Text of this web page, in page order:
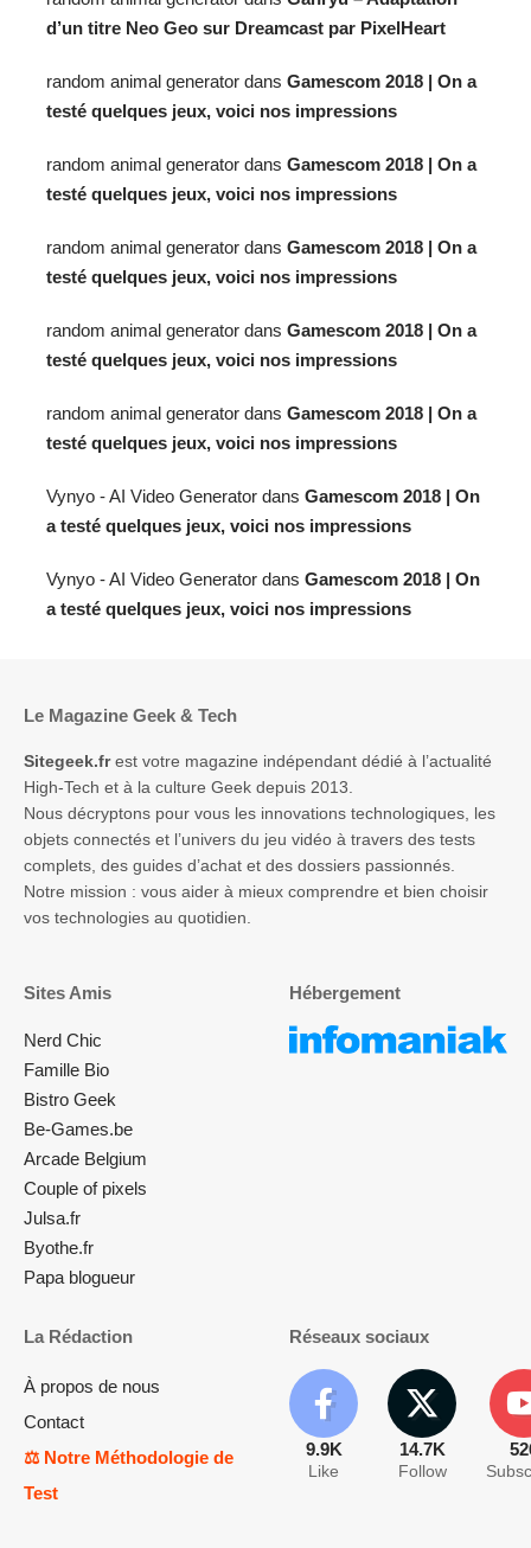
d’un titre Neo Geo sur Dreamcast par PixelHeart
random animal generator dans Gamescom 2018 | On a
testé quelques jeux, voici nos impressions
random animal generator dans Gamescom 2018 | On a
testé quelques jeux, voici nos impressions
random animal generator dans Gamescom 2018 | On a
testé quelques jeux, voici nos impressions
random animal generator dans Gamescom 2018 | On a
testé quelques jeux, voici nos impressions
random animal generator dans Gamescom 2018 | On a
testé quelques jeux, voici nos impressions
Vynyo - AI Video Generator dans Gamescom 2018 | On
a testé quelques jeux, voici nos impressions
Vynyo - AI Video Generator dans Gamescom 2018 | On
a testé quelques jeux, voici nos impressions
Le Magazine Geek & Tech
Sitegeek.frest votre magazine indépendant dédié à l’actualité
High-Tech et à la culture Geek depuis 2013.
Nous décryptons pour vous les innovations technologiques, les
objets connectés et l’univers du jeu vidéo à travers des tests
complets, des guides d’achat et des dossiers passionnés.
Notre mission : vous aider à mieux comprendre et bien choisir
vos technologies au quotidien.
Sites Amis
Nerd Chic
Famille Bio
Bistro Geek
Be-Games.be
Arcade Belgium
Couple of pixels
Julsa.fr
Byothe.fr
Papa blogueur
Hébergement
La Rédaction
À propos de nous
Contact
⚖️ Notre Méthodologie de
Test
Réseaux sociaux
9.9K
Like
14.7K
Follow